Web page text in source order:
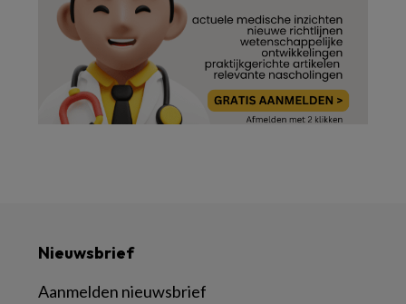
Nieuwsbrief
Aanmelden nieuwsbrief